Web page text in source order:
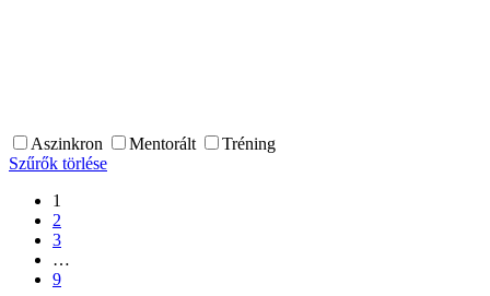
Aszinkron Mentorált
Tréning
Szűrők törlése
1
2
3
…
9